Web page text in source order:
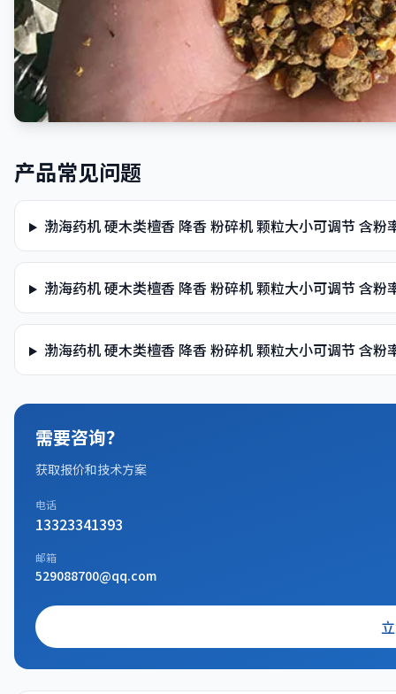
产品常见问题
渤海药机 硬木类檀香 降香 粉碎机 颗粒大小可调节 含粉
渤海药机 硬木类檀香 降香 粉碎机 颗粒大小可调节 含粉
渤海药机 硬木类檀香 降香 粉碎机 颗粒大小可调节 含
需要咨询？
获取报价和技术方案
电话
13323341393
邮箱
529088700@qq.com